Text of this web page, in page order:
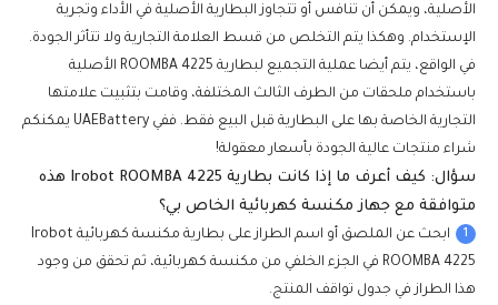
الأصلية، ويمكن أن تنافس أو تتجاوز البطارية الأصلية في الأداء وتجرية
الإستخدام. وهكذا يتم التخلص من قسط العلامة التجارية ولا تتأثر الجودة.
في الواقع، يتم أيضا عملية التجميع لبطارية ROOMBA 4225 الأصلية
باستخدام ملحقات من الطرف الثالث المختلفة، وقامت بتثبيت علامتها
التجارية الخاصة بها على البطارية قبل البيع فقط. ففي UAEBattery يمكنكم
شراء منتجات عالية الجودة بأسعار معقولة!
سؤال: كيف أعرف ما إذا كانت بطارية Irobot ROOMBA 4225 هذه
متوافقة مع جهاز مكنسة كهربائية الخاص بي؟
1
ابحث عن الملصق أو اسم الطراز على بطارية مكنسة كهربائية Irobot
ROOMBA 4225 في الجزء الخلفي من مكنسة كهربائية، ثم تحقق من وجود
هذا الطراز في جدول تواقف المنتج.